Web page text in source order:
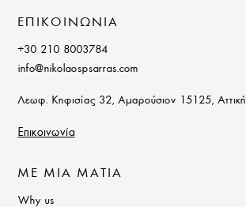
ΕΠΙΚΟΙΝΩΝΙΑ
+30 210 8003784
info@nikolaospsarras.com
Λεωφ. Κηφισίας 32, Αμαρούσιον 15125, Αττική
Επικοινωνία
ΜΕ ΜΙΑ ΜΑΤΙΑ
Why us